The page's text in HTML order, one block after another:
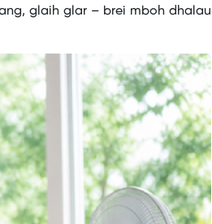
glaih glar – brei mboh dhalau